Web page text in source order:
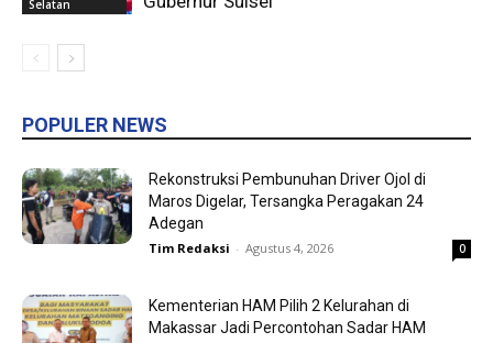
Selatan
POPULER NEWS
Rekonstruksi Pembunuhan Driver Ojol di
Maros Digelar, Tersangka Peragakan 24
Adegan
Tim Redaksi - Agustus 4, 2026 0
Kementerian HAM Pilih 2 Kelurahan di
Makassar Jadi Percontohan Sadar HAM